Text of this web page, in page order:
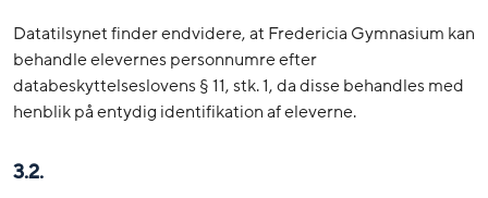
Datatilsynet finder endvidere, at Fredericia Gymnasium kan
behandle elevernes personnumre efter
databeskyttelseslovens § 11, stk. 1, da disse behandles med
henblik på entydig identifikation af eleverne.
3.2.